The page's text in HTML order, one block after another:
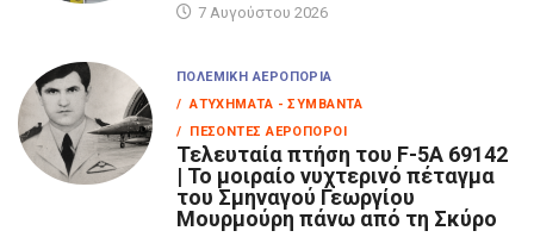
7 Αυγούστου 2026
ΠΟΛΕΜΙΚΉ ΑΕΡΟΠΟΡΊΑ
/ ΑΤΥΧΉΜΑΤΑ - ΣΥΜΒΆΝΤΑ
/ ΠΕΣΌΝΤΕΣ ΑΕΡΟΠΌΡΟΙ
Τελευταία πτήση του F-5A 69142
| Το μοιραίο νυχτερινό πέταγμα
του Σμηναγού Γεωργίου
Μουρμούρη πάνω από τη Σκύρο